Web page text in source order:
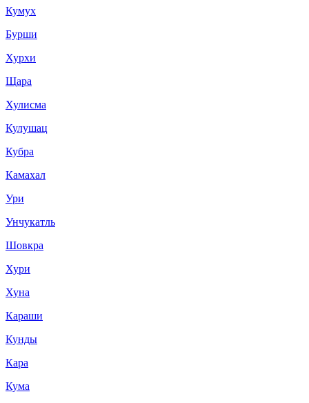
Кумух
Бурши
Хурхи
Щара
Хулисма
Кулушац
Кубра
Камахал
Ури
Унчукатль
Шовкра
Хури
Хуна
Караши
Кунды
Кара
Кума